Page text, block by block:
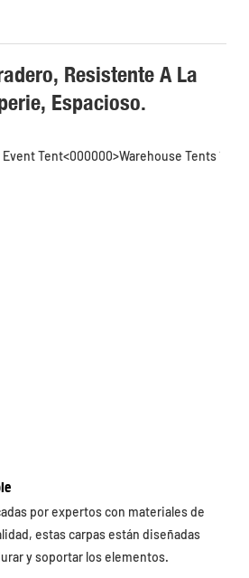
Resistente A La
Espacioso.
por expertos con materiales de
estas carpas están diseñadas
y soportar los elementos.